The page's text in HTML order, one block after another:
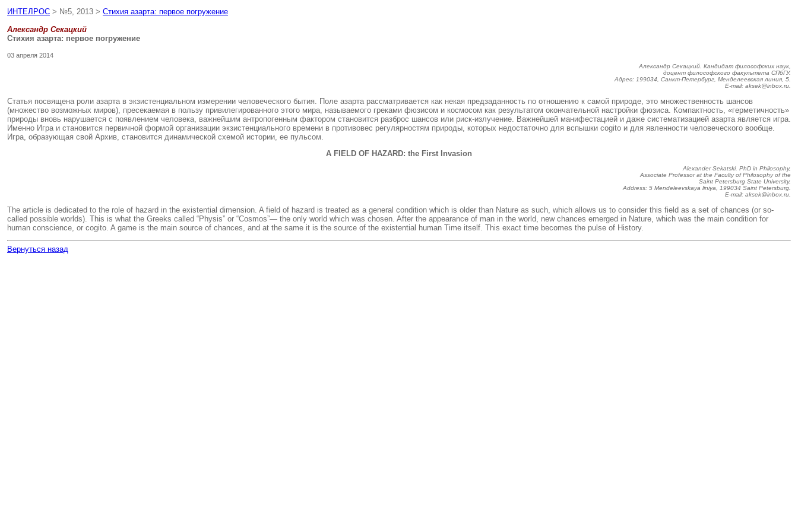
ИНТЕЛРОС > №5, 2013 > Стихия азарта: первое погружение
Александр Секацкий
Стихия азарта: первое погружение
03 апреля 2014
Александр Секацкий. Кандидат философских наук,
доцент философского факультета СПбГУ.
Адрес: 199034, Санкт-Петербург, Менделеевская линия, 5.
E-mail: aksek@inbox.ru.
Статья посвящена роли азарта в экзистенциальном измерении человеческого бытия. Поле азарта рассматривается как некая предзаданность по отношению к самой природе, это множественность шансов
(множество возможных миров), пресекаемая в пользу привилегированного этого мира, называемого греками фюзисом и космосом как результатом окончательной настройки фюзиса. Компактность, «герметичность»
природы вновь нарушается с появлением человека, важнейшим антропогенным фактором становится разброс шансов или риск-излучение. Важнейшей манифестацией и даже систематизацией азарта является игра.
Именно Игра и становится первичной формой организации экзистенциального времени в противовес регулярностям природы, которых недостаточно для вспышки cogito и для явленности человеческого вообще.
Игра, образующая свой Архив, становится динамической схемой истории, ее пульсом.
A FIELD OF HAZARD: the First Invasion
Alexander Sekatski. PhD in Philosophy,
Associate Professor at the Faculty of Philosophy of the
Saint Petersburg State University.
Address: 5 Mendeleevskaya liniya, 199034 Saint Petersburg.
E-mail: aksek@inbox.ru.
The article is dedicated to the role of hazard in the existential dimension. A field of hazard is treated as a general condition which is older than Nature as such, which allows us to consider this field as a set of chances (or so-
called possible worlds). This is what the Greeks called “Physis” or “Cosmos”— the only world which was chosen. After the appearance of man in the world, new chances emerged in Nature, which was the main condition for
human conscience, or cogito. A game is the main source of chances, and at the same it is the source of the existential human Time itself. This exact time becomes the pulse of History.
Вернуться назад